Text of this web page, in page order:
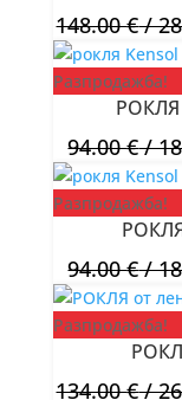
148.00€/
Разпродажба!
РОКЛЯ
94.00€/
Разпродажба!
94.00€/
Разпродажба!
134.00€/